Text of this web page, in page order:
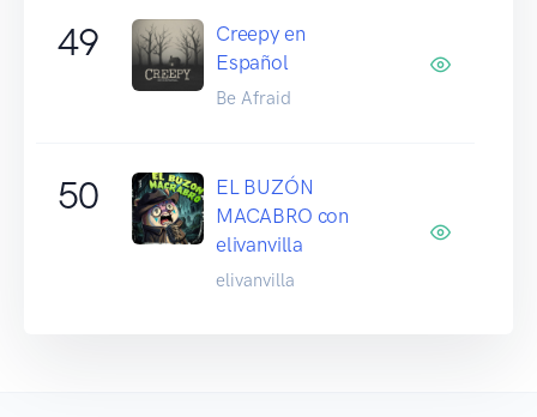
49
Creepy en
Español
Be Afraid
50
EL BUZÓN
MACABRO con
elivanvilla
elivanvilla